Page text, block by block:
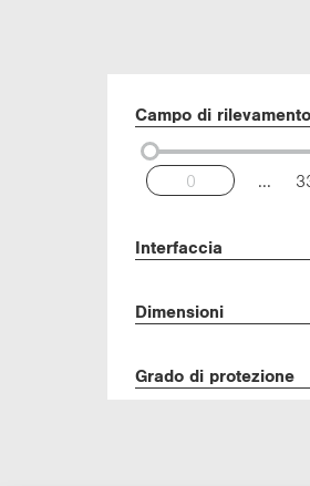
Campo di ri­le­va­men­to
In­ter­fac­cia
Di­men­sio­ni
Grado di pro­te­zio­ne